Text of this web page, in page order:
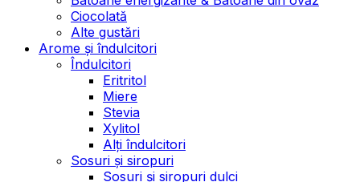
Ciocolată
Alte gustări
Arome și îndulcitori
Îndulcitori
Eritritol
Miere
Stevia
Xylitol
Alți îndulcitori
Sosuri și siropuri
Sosuri și siropuri dulci